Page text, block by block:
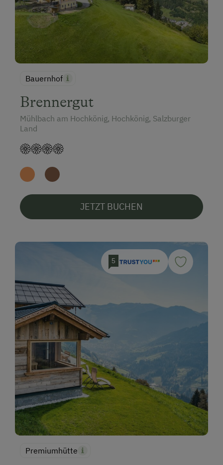
Bauernhof
Brennergut
Mühlbach am Hochkönig, Hochkönig, Salzburger
Land
JETZT BUCHEN
5
Premiumhütte